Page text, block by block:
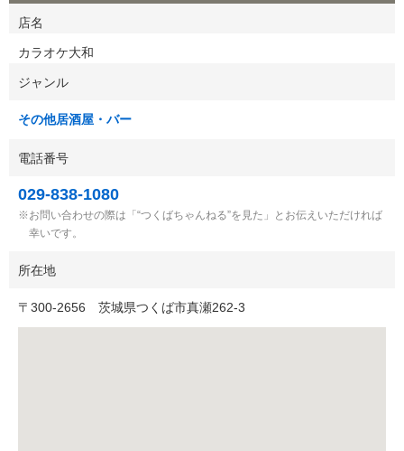
店名
カラオケ大和
ジャンル
その他居酒屋・バー
電話番号
029-838-1080
お問い合わせの際は「“つくばちゃんねる”を見た」とお伝えいただければ
幸いです。
所在地
〒 300-2656 茨城県つくば市真瀬262-3